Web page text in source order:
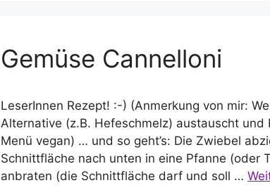
Gemüse Cannelloni
LeserInnen Rezept! :-) (Anmerkung von mir:
Alternative (z.B. Hefeschmelz) austauscht
Menü vegan) … und so geht’s: Die Zwiebel
Schnittfläche nach unten in eine Pfanne (oder
anbraten (die Schnittfläche darf und soll …